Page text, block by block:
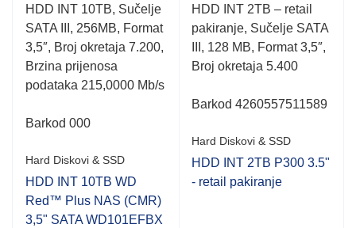
0.001
out
of
5
HDD INT 10TB, Sučelje
SATA III, 256MB, Format
3,5″, Broj okretaja 7.200,
Brzina prijenosa
podataka 215,0000 Mb/s
Barkod 000
Hard Diskovi & SSD
HDD INT 10TB WD
Red™ Plus NAS (CMR)
3,5" SATA WD101EFBX
0.001
out
of
5
HDD INT 2TB – retail
pakiranje, Sučelje SATA
III, 128 MB, Format 3,5″,
Broj okretaja 5.400
Barkod 4260557511589
Hard Diskovi & SSD
HDD INT 2TB P300 3.5"
- retail pakiranje